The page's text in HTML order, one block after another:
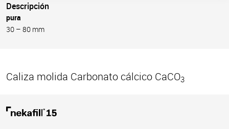
Descripción
pura
30 – 80 mm
Caliza molida Carbonato cálcico CaCO3